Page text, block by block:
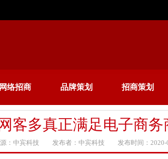
网络招商 品牌策划 招商策划
客多真正满足电子商
：中宾科技 发布者：中宾科技 发布时间：